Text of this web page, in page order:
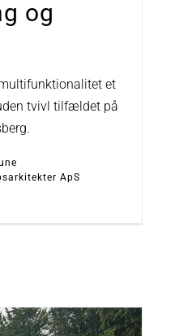
og
et
tvivl tilfældet på
ApS